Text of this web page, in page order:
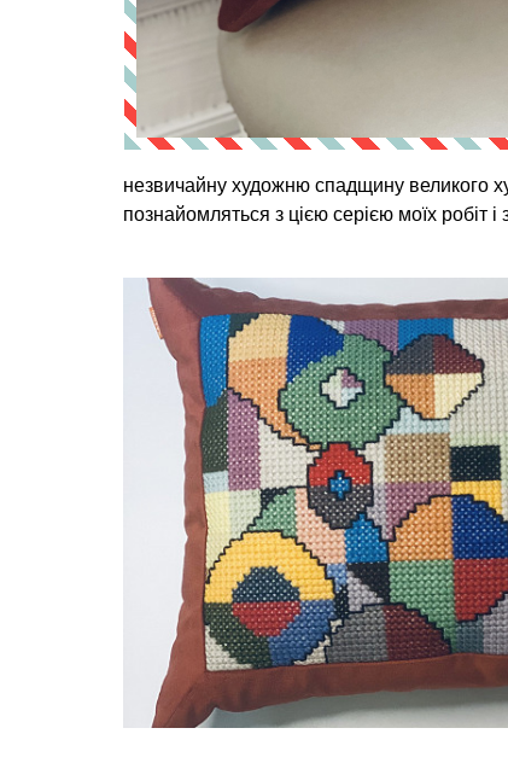
незвичайну художню спадщину великого
познайомляться з цією серією моїх робіт і